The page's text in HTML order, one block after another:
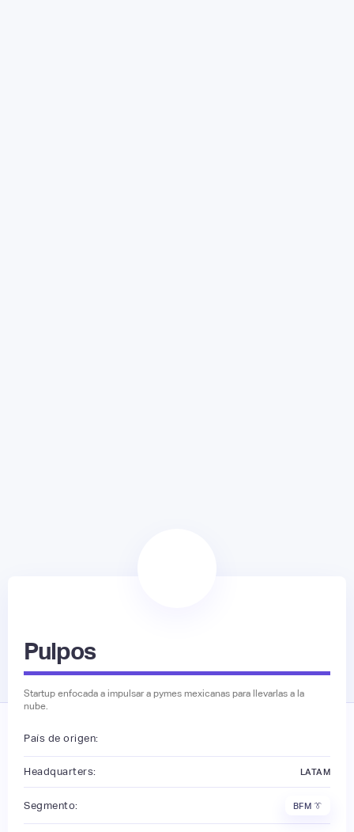
Pulpos
Startup enfocada a impulsar a pymes mexicanas para llevarlas a la
nube.
País de origen:
Headquarters: LATAM
Segmento: BFM 👔